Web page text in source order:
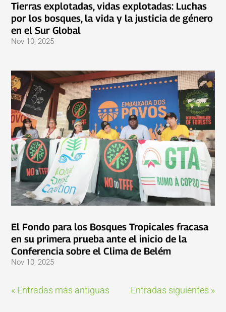
Tierras explotadas, vidas explotadas: Luchas
por los bosques, la vida y la justicia de género
en el Sur Global
Nov 10, 2025
El Fondo para los Bosques Tropicales fracasa
en su primera prueba ante el inicio de la
Conferencia sobre el Clima de Belém
Nov 10, 2025
« Entradas más antiguas Entradas siguientes »